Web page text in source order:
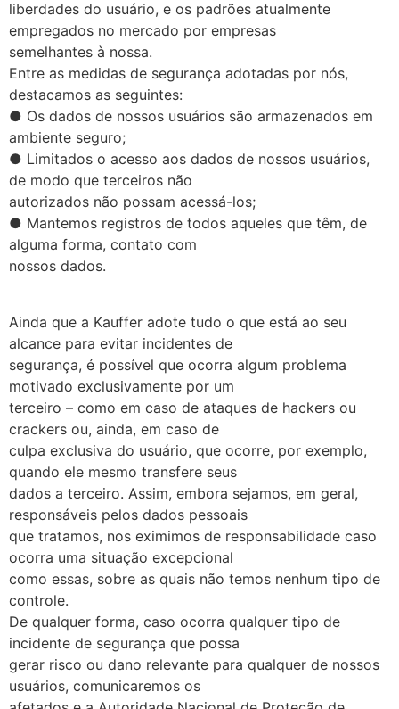
liberdades do usuário, e os padrões atualmente
empregados no mercado por empresas
semelhantes à nossa.
Entre as medidas de segurança adotadas por nós,
destacamos as seguintes:
● Os dados de nossos usuários são armazenados em
ambiente seguro;
● Limitados o acesso aos dados de nossos usuários,
de modo que terceiros não
autorizados não possam acessá-los;
● Mantemos registros de todos aqueles que têm, de
alguma forma, contato com
nossos dados.
Ainda que a Kauffer adote tudo o que está ao seu
alcance para evitar incidentes de
segurança, é possível que ocorra algum problema
motivado exclusivamente por um
terceiro – como em caso de ataques de hackers ou
crackers ou, ainda, em caso de
culpa exclusiva do usuário, que ocorre, por exemplo,
quando ele mesmo transfere seus
dados a terceiro. Assim, embora sejamos, em geral,
responsáveis pelos dados pessoais
que tratamos, nos eximimos de responsabilidade caso
ocorra uma situação excepcional
como essas, sobre as quais não temos nenhum tipo de
controle.
De qualquer forma, caso ocorra qualquer tipo de
incidente de segurança que possa
gerar risco ou dano relevante para qualquer de nossos
usuários, comunicaremos os